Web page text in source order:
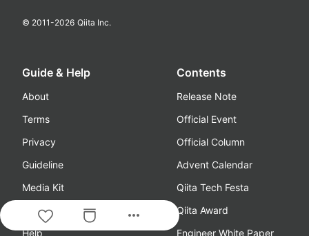
more_horiz
© 2011-2026 Qiita Inc.
Guide & Help
About
Terms
Privacy
Guideline
Media Kit
Feedback/Requests
Help
Contents
Release Note
Official Event
Official Column
Advent Calendar
Qiita Tech Festa
Qiita Award
Engineer White Paper